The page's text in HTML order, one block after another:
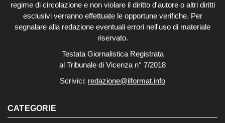
regime di circolazione e non violare il diritto d'autore o altri diritti
esclusivi verranno effettuate le opportune verifiche. Per
segnalare alla redazione eventuali errori nell'uso di materiale
riservato.
Testata Giornalistica Registrata
al Tribunale di Vicenza n° 7/2018
Scrivici: redazione@ilformat.info
CATEGORIE